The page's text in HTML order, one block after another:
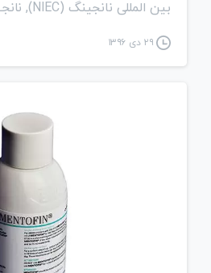
بین المللی نانجینگ (NIEC), نانجینگ- چین
۲۹ دی ۱۳۹۶